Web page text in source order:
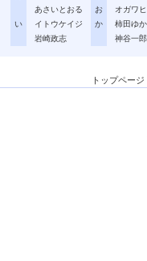
あさいとおる
い
イトウケイジ
岩崎政志
お
オガワ
か
柿田ゆか
神谷一郎
トップページ